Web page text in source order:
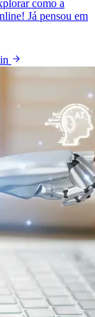
como a
Já pensou em